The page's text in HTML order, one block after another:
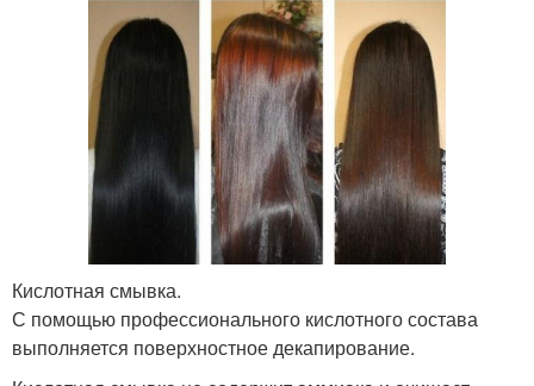
Кислотная смывка.
С помощью профессионального кислотного состава
выполняется поверхностное декапирование.